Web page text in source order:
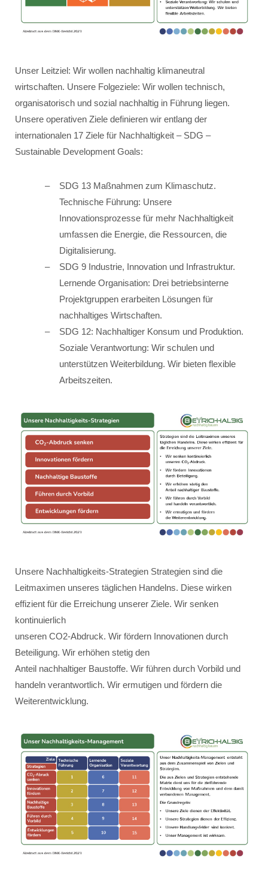
Unser Leitziel: Wir wollen nachhaltig klimaneutral
wirtschaften. Unsere Folgeziele: Wir wollen technisch,
organisatorisch und sozial nachhaltig in Führung liegen.
Unsere operativen Ziele definieren wir entlang der
internationalen 17 Ziele für Nachhaltigkeit – SDG –
Sustainable Development Goals:
SDG 13 Maßnahmen zum Klimaschutz.
Technische Führung: Unsere
Innovationsprozesse für mehr Nachhaltigkeit
umfassen die Energie, die Ressourcen, die
Digitalisierung.
SDG 9 Industrie, Innovation und Infrastruktur.
Lernende Organisation: Drei betriebsinterne
Projektgruppen erarbeiten Lösungen für
nachhaltiges Wirtschaften.
SDG 12: Nachhaltiger Konsum und Produktion.
Soziale Verantwortung: Wir schulen und
unterstützen Weiterbildung. Wir bieten flexible
Arbeitszeiten.
Unsere Nachhaltigkeits-Strategien Strategien sind die
Leitmaximen unseres täglichen Handelns. Diese wirken
effizient für die Erreichung unserer Ziele. Wir senken
kontinuierlich
unseren CO2-Abdruck. Wir fördern Innovationen durch
Beteiligung. Wir erhöhen stetig den
Anteil nachhaltiger Baustoffe. Wir führen durch Vorbild und
handeln verantwortlich. Wir ermutigen und fördern die
Weiterentwicklung.